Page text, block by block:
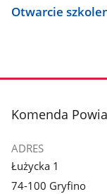
Otwarcie
stopka
Komenda
ADRES
Łużycka 1
74-100 Gryfino